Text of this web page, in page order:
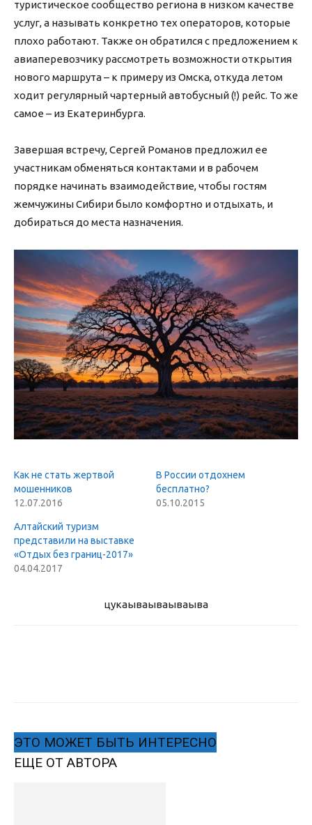
туристическое сообщество региона в низком качестве
услуг, а называть конкретно тех операторов, которые
плохо работают. Также он обратился с предложением к
авиаперевозчику рассмотреть возможности открытия
нового маршрута – к примеру из Омска, откуда летом
ходит регулярный чартерный автобусный (!) рейс. То же
самое – из Екатеринбурга.
Завершая встречу, Сергей Романов предложил ее
участникам обменяться контактами и в рабочем
порядке начинать взаимодействие, чтобы гостям
жемчужины Сибири было комфортно и отдыхать, и
добираться до места назначения.
Как не стать жертвой
мошенников
12.07.2016
В России отдохнем
бесплатно?
05.10.2015
Алтайский туризм
представили на выставке
«Отдых без границ-2017»
04.04.2017
цукаываываываыва
ЭТО МОЖЕТ БЫТЬ ИНТЕРЕСНО
ЕЩЕ ОТ АВТОРА